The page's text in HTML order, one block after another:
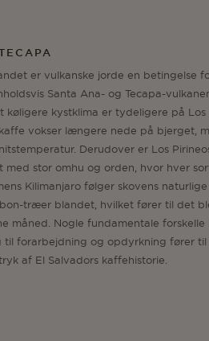
er vulkanske jorde en betingelse
Santa Ana- og Tecapa-
køligere kystklima er tydeligere på Los
vokser længere nede på bjerget,
Derudover er Los
med stor omhu og orden, hvor hver
Kilimanjaro følger skovens naturlige
træer blandet, hvilket fører til det
måned. Nogle fundamentale forskelle i
til forarbejdning og opdyrkning fører
af El Salvadors kaffehistorie.